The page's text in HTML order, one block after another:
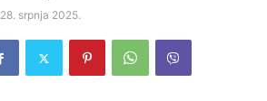
28. srpnja 2025.